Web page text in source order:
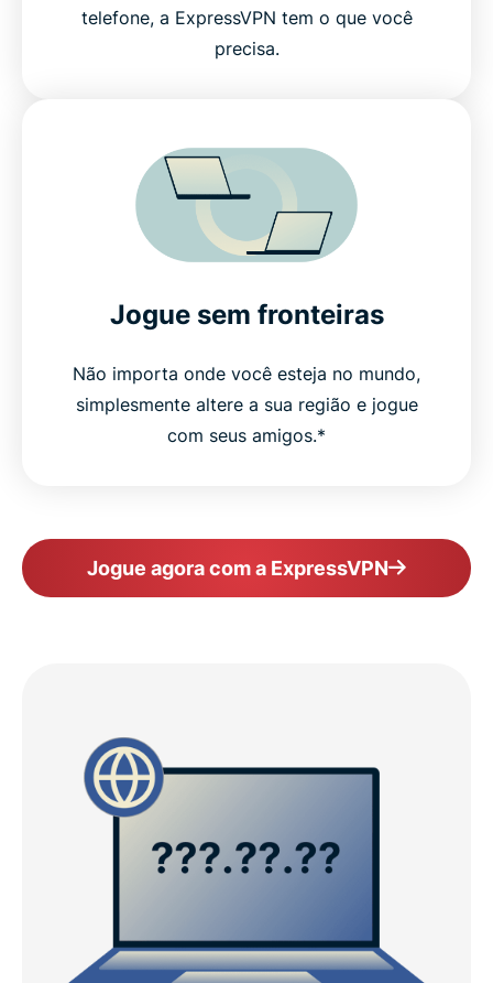
telefone, a ExpressVPN tem o que você
precisa.
Jogue sem fronteiras
Não importa onde você esteja no mundo,
simplesmente altere a sua região e jogue
com seus amigos.*
Jogue agora com a ExpressVPN